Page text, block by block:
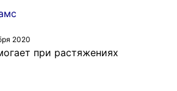
2020
при растяжениях